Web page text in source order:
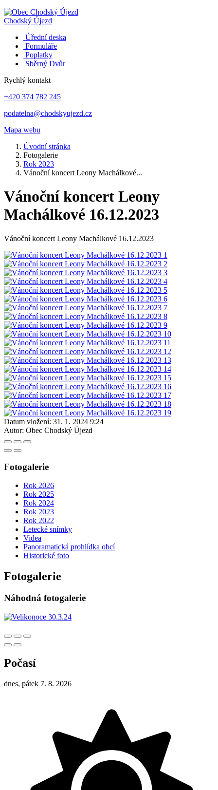
Chodský Újezd
Úřední deska
Formuláře
Poplatky
Sběrný Dvůr
Rychlý kontakt
+420 374 782 245
podatelna@chodskyujezd.cz
Mapa webu
Úvodní stránka
Fotogalerie
Rok 2023
Vánoční koncert Leony Machálkové...
Vánoční koncert Leony
Machálkové 16.12.2023
Vánoční koncert Leony Machálkové 16.12.2023
Datum vložení: 31. 1. 2024 9:24
Autor: Obec Chodský Újezd
Fotogalerie
Rok 2026
Rok 2025
Rok 2024
Rok 2023
Rok 2022
Letecké snímky
Videa
Panoramatická prohlídka obcí
Historické foto
Fotogalerie
Náhodná fotogalerie
Počasí
dnes, pátek 7. 8. 2026